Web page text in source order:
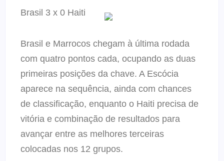
Brasil 3 x 0 Haiti
Brasil e Marrocos chegam à última rodada
com quatro pontos cada, ocupando as duas
primeiras posições da chave. A Escócia
aparece na sequência, ainda com chances
de classificação, enquanto o Haiti precisa de
vitória e combinação de resultados para
avançar entre as melhores terceiras
colocadas nos 12 grupos.